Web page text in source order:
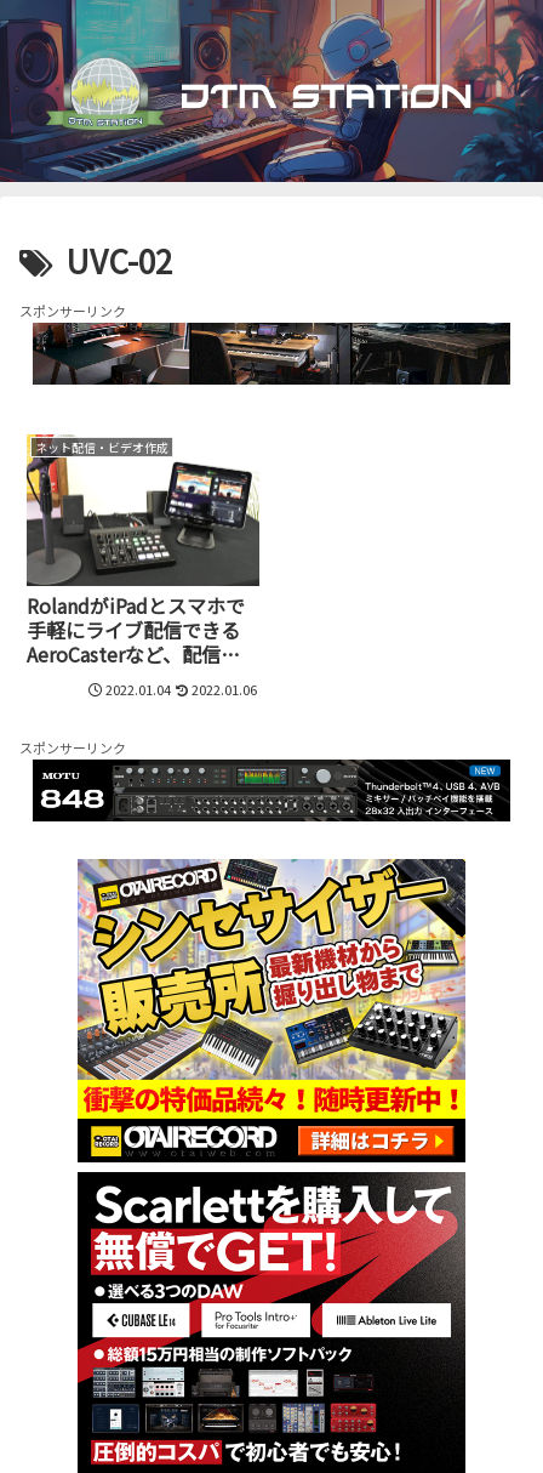
UVC-02
スポンサーリンク
ネット配信・ビデオ作成
RolandがiPadとスマホで
手軽にライブ配信できる
AeroCasterなど、配信・
映像機器全4機種をCESで
2022.01.04 2022.01.06
スポンサーリンク